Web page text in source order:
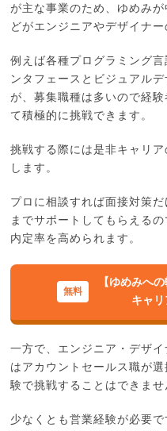
が主な事業のため、ゆめみ
どがエンジニアやデザイナ
例えば各種プログラミング
ンタフェースとビジュアル
が、募集職種は多いので経
て積極的に挑戦できます。
挑戦する際には是非キャリ
します。
プロに相談すれば面接対策
までサポートしてもらえる
内定率を高められます。
【ゆめみへ
キャ
一方で、エンジニア・デザ
はアカウントセールス職が
験で挑戦することはできませ
少なくとも営業経験が必要